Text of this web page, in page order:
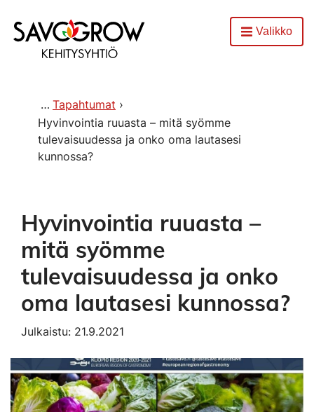
Etusivu
AvaaValikko
Tapahtumat
Hyvinvointia ruuasta – mitä syömme
tulevaisuudessa ja onko oma lautasesi
kunnossa?
Hyvinvointia ruuasta –
mitä syömme
tulevaisuudessa ja onko
oma lautasesi kunnossa?
Julkaistu: 21.9.2021